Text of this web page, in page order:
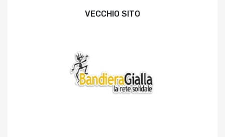
VECCHIO SITO